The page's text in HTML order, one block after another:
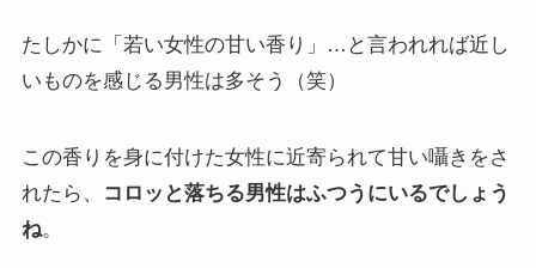
たしかに「若い女性の甘い香り」…と言われれば近し
いものを感じる男性は多そう（笑）
この香りを身に付けた女性に近寄られて甘い囁きをさ
れたら、
コロッと落ちる男性はふつうにいるでしょう
ね。